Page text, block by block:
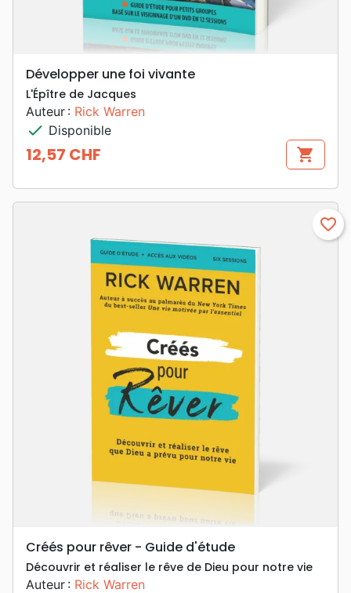
Développer une foi vivante
L'Épître de Jacques
Auteur : Rick Warren
check Disponible
Prix
12,57 CHF shopping_cart
favorite_border
Créés pour rêver - Guide d'étude
Découvrir et réaliser le rêve de Dieu pour notre vie
Auteur : Rick Warren